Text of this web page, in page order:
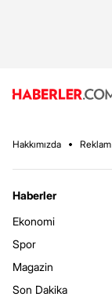
Hakkımızda Reklam
Haberler
Ekonomi
Spor
Magazin
Son Dakika